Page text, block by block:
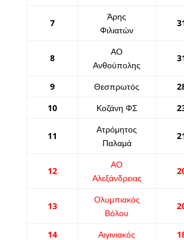
7
Άρης
Φιλιατών
8
ΑΟ
Ανθούπολης
9 Θεσπρωτός
10
Κοζάνη ΦΣ
11
Ατρόμητος
Παλαμά
12
ΑΟ
Αλεξάνδρειας
13
Ολυμπιακός
Βόλου
14 Αιγινιακός